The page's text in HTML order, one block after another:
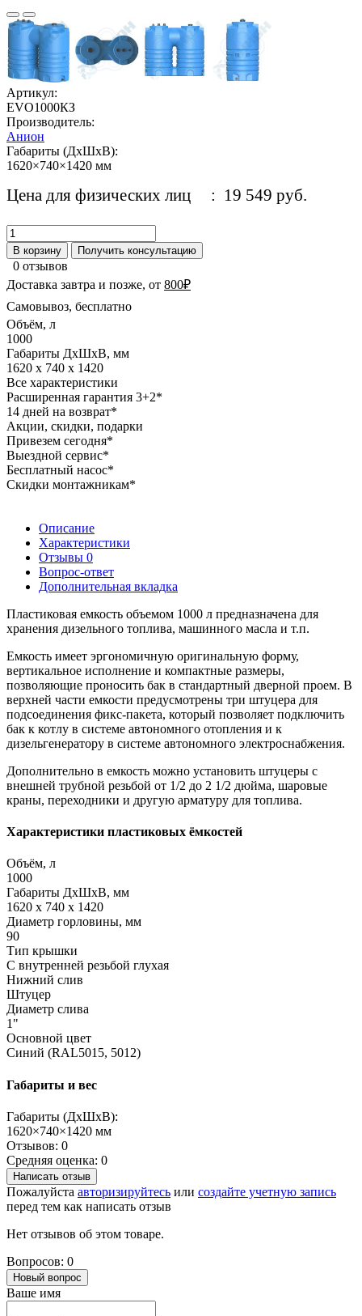
Артикул:
EVO1000КЗ
Производитель:
Анион
Габариты (ДхШхВ):
1620×740×1420 мм
Цена для физических лиц : 19 549 руб.
В корзину Получить консультацию
0 отзывов
Доставка завтра и позже, от 800₽
Самовывоз, бесплатно
Объём, л
1000
Габариты ДхШхВ, мм
1620 x 740 x 1420
Все характеристики
Расширенная гарантия 3+2*
14 дней на возврат*
Акции, скидки, подарки
Привезем сегодня*
Выездной сервис*
Бесплатный насос*
Скидки монтажникам*
Описание
Характеристики
Отзывы 0
Вопрос-ответ
Дополнительная вкладка
Пластиковая емкость объемом 1000 л предназначена для
хранения дизельного топлива, машинного масла и т.п.
Емкость имеет эргономичную оригинальную форму,
вертикальное исполнение и компактные размеры,
позволяющие проносить бак в стандартный дверной проем. В
верхней части емкости предусмотрены три штуцера для
подсоединения фикс-пакета, который позволяет подключить
бак к котлу в системе автономного отопления и к
дизельгенератору в системе автономного электроснабжения.
Дополнительно в емкость можно установить штуцеры с
внешней трубной резьбой от 1/2 до 2 1/2 дюйма, шаровые
краны, переходники и другую арматуру для топлива.
Характеристики пластиковых ёмкостей
Объём, л
1000
Габариты ДхШхВ, мм
1620 x 740 x 1420
Диаметр горловины, мм
90
Тип крышки
С внутренней резьбой глухая
Нижний слив
Штуцер
Диаметр слива
1"
Основной цвет
Синий (RAL5015, 5012)
Габариты и вес
Габариты (ДхШхВ):
1620×740×1420 мм
Отзывов: 0
Средняя оценка: 0
Написать отзыв
Пожалуйста авторизируйтесь или создайте учетную запись
перед тем как написать отзыв
Нет отзывов об этом товаре.
Вопросов: 0
Новый вопрос
Ваше имя